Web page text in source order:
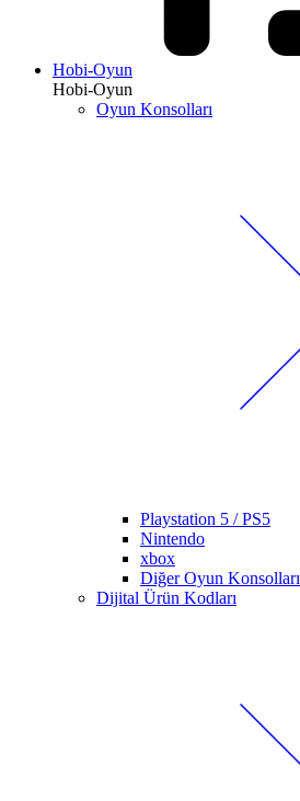
Hobi-Oyun
Hobi-Oyun
Oyun Konsolları
Playstation 5 / PS5
Nintendo
xbox
Diğer Oyun Konsolları
Dijital Ürün Kodları